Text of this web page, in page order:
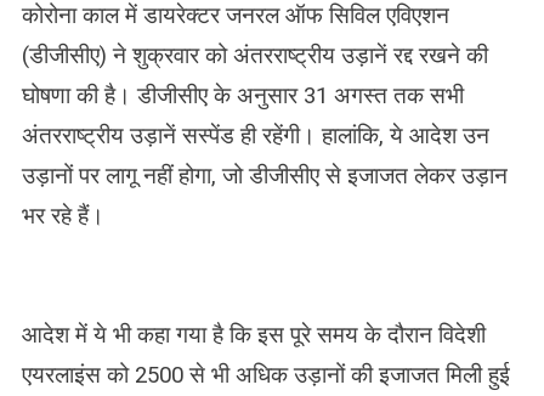
कोरोना काल में डायरेक्टर जनरल ऑफ सिविल एविएशन
(डीजीसीए) ने शुक्रवार को अंतरराष्ट्रीय उड़ानें रद्द रखने की
घोषणा की है। डीजीसीए के अनुसार 31 अगस्त तक सभी
अंतरराष्ट्रीय उड़ानें सस्पेंड ही रहेंगी। हालांकि, ये आदेश उन
उड़ानों पर लागू नहीं होगा, जो डीजीसीए से इजाजत लेकर उड़ान
भर रहे हैं।
आदेश में ये भी कहा गया है कि इस पूरे समय के दौरान विदेशी
एयरलाइंस को 2500 से भी अधिक उड़ानों की इजाजत मिली हुई